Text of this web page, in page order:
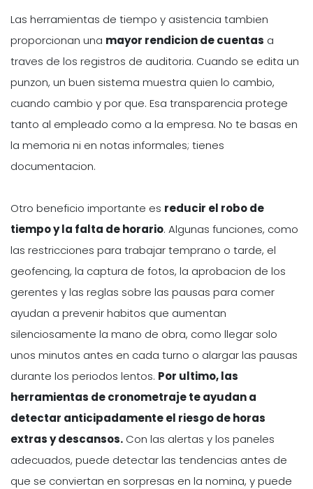
Las herramientas de tiempo y asistencia tambien
proporcionan una mayor rendicion de cuentas a
traves de los registros de auditoria. Cuando se edita un
punzon, un buen sistema muestra quien lo cambio,
cuando cambio y por que. Esa transparencia protege
tanto al empleado como a la empresa. No te basas en
la memoria ni en notas informales; tienes
documentacion.
Otro beneficio importante es reducir el robo de
tiempo y la falta de horario. Algunas funciones, como
las restricciones para trabajar temprano o tarde, el
geofencing, la captura de fotos, la aprobacion de los
gerentes y las reglas sobre las pausas para comer
ayudan a prevenir habitos que aumentan
silenciosamente la mano de obra, como llegar solo
unos minutos antes en cada turno o alargar las pausas
durante los periodos lentos. Por ultimo, las
herramientas de cronometraje te ayudan a
detectar anticipadamente el riesgo de horas
extras y descansos. Con las alertas y los paneles
adecuados, puede detectar las tendencias antes de
que se conviertan en sorpresas en la nomina, y puede